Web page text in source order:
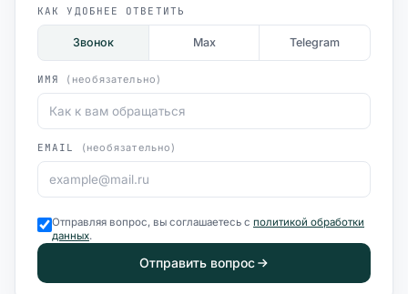
КАК УДОБНЕЕ ОТВЕТИТЬ
Звонок Max Telegram
ИМЯ (необязательно)
EMAIL (необязательно)
Отправляя вопрос, вы соглашаетесь с политикой обработки
данных.
Отправить вопрос